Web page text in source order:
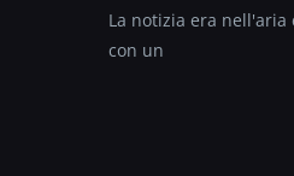
La notizia era nell'aria
con un